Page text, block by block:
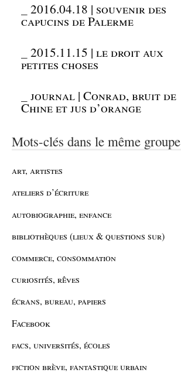
_2016.04.18 | souvenir des
capucins de Palerme
_2015.11.15 | le droit aux
petites choses
_journal | Conrad, bruit de
Chine et jus d’orange
Mots-clés dans le même groupe
art, artistes
ateliers d’écriture
autobiographie, enfance
bibliothèques (lieux & questions sur)
commerce, consommation
curiosités, rêves
écrans, bureau, papiers
Facebook
facs, universités, écoles
fiction brève, fantastique urbain